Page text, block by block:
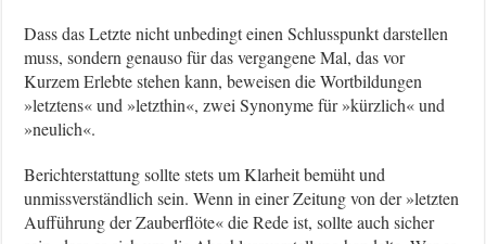
Dass das Letzte nicht unbedingt einen Schlusspunkt darstellen
muss, sondern genauso für das vergangene Mal, das vor
Kurzem Erlebte stehen kann, beweisen die Wortbildungen
»letztens« und »letzthin«, zwei Synonyme für »kürzlich« und
»neulich«.
Berichterstattung sollte stets um Klarheit bemüht und
unmissverständlich sein. Wenn in einer Zeitung von der »letzten
Aufführung der Zauberflöte« die Rede ist, sollte auch sicher